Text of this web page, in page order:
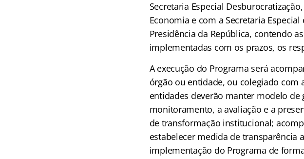
Secretaria Especial
Economia e com a Secretaria
Presidência da República, contendo
implementadas com os prazos, os
A execução do Programa será
órgão ou entidade, ou colegiado com
entidades deverão manter modelo de
monitoramento, a avaliação e a
de transformação institucional;
estabelecer medida de transparência
implementação do Programa de